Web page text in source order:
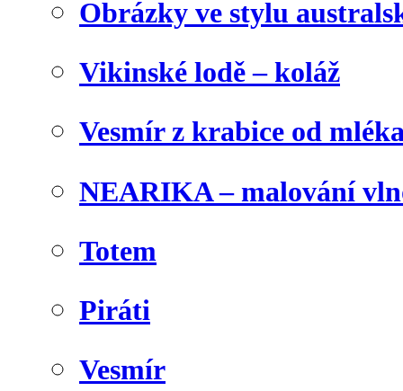
Obrázky ve stylu
Vikinské lodě – koláž
Vesmír z krabice od
NEARIKA – malování
Totem
Piráti
Vesmír